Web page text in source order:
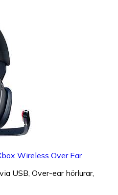
Wireless Over Ear
USB, Over-ear hörlurar,